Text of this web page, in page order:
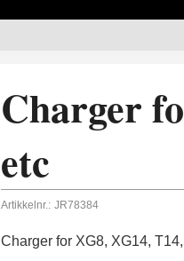
Charger
etc
Artikkelnr.: JR78384
Charger for XG8, XG14,